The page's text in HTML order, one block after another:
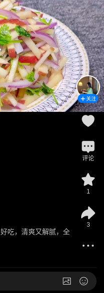
吃，清爽又解腻，全
关注
评论
1
3